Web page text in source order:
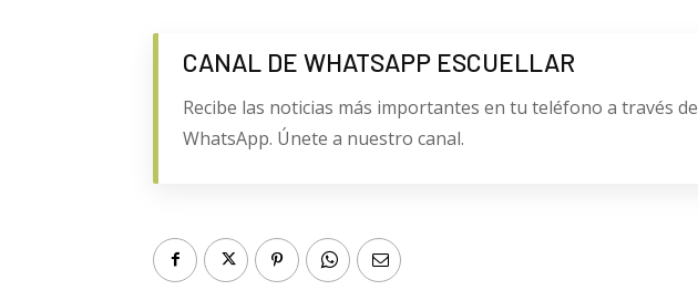
CANAL DE WHATSAPP ESCUELLAR
Recibe las noticias más importantes en tu teléfono a través de
WhatsApp. Únete a nuestro canal.